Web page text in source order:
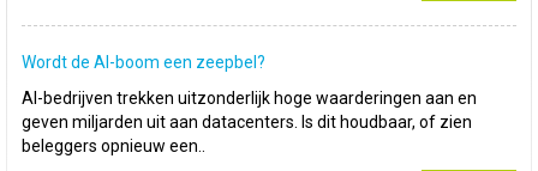
Wordt de AI-boom een zeepbel?
AI-bedrijven trekken uitzonderlijk hoge waarderingen aan en
geven miljarden uit aan datacenters. Is dit houdbaar, of zien
beleggers opnieuw een..